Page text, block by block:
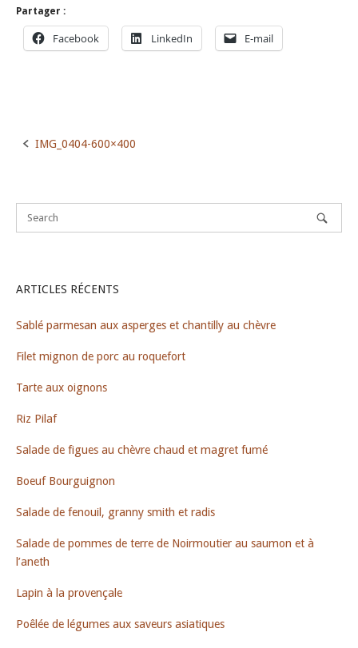
Partager :
Facebook LinkedIn E-mail
Post
IMG_0404-600×400
ARTICLES RÉCENTS
Sablé parmesan aux asperges et chantilly au chèvre
Filet mignon de porc au roquefort
Tarte aux oignons
Riz Pilaf
Salade de figues au chèvre chaud et magret fumé
Boeuf Bourguignon
Salade de fenouil, granny smith et radis
Salade de pommes de terre de Noirmoutier au saumon et à
l’aneth
Lapin à la provençale
Poêlée de légumes aux saveurs asiatiques